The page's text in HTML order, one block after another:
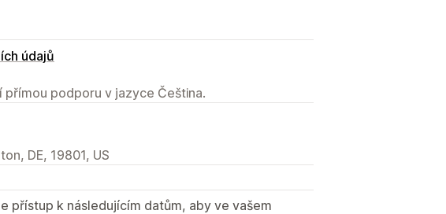
údajů
podporu v jazyce Čeština.
DE, 19801, US
přístup k následujícím datům, aby ve vašem